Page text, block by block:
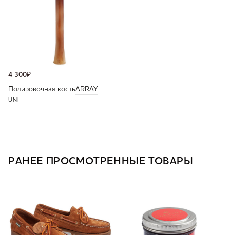
4 300₽
Полировочная костьARRAY
UNI
РАНЕЕ ПРОСМОТРЕННЫЕ ТОВАРЫ